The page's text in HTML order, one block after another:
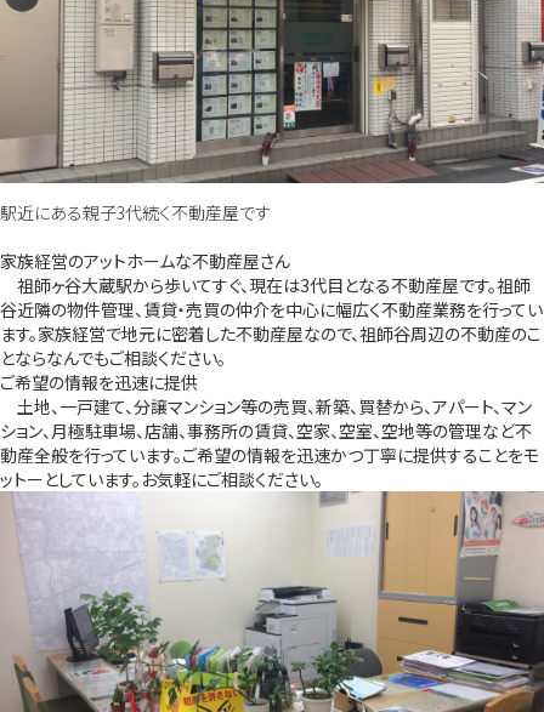
駅近にある親子3代続く不動産屋です
家族経営のアットホームな不動産屋さん
祖師ヶ谷大蔵駅から歩いてすぐ、現在は3代目となる不動産屋です。祖師
谷近隣の物件管理、賃貸・売買の仲介を中心に幅広く不動産業務を行ってい
ます。家族経営で地元に密着した不動産屋なので、祖師谷周辺の不動産のこ
とならなんでもご相談ください。
ご希望の情報を迅速に提供
土地、一戸建て、分譲マンション等の売買、新築、買替から、アパート、マン
ション、月極駐車場、店舗、事務所の賃貸、空家、空室、空地等の管理など不
動産全般を行っています。ご希望の情報を迅速かつ丁寧に提供することをモ
ットーとしています。お気軽にご相談ください。